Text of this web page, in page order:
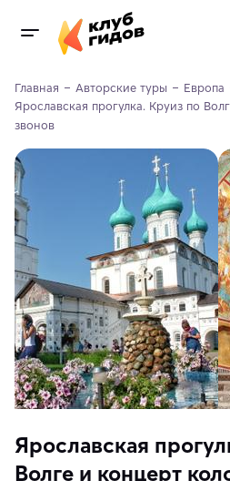
Главная Авторские туры Европа
Ярославская прогулка. Круиз по
звонов
Ярославская
Волге и концерт